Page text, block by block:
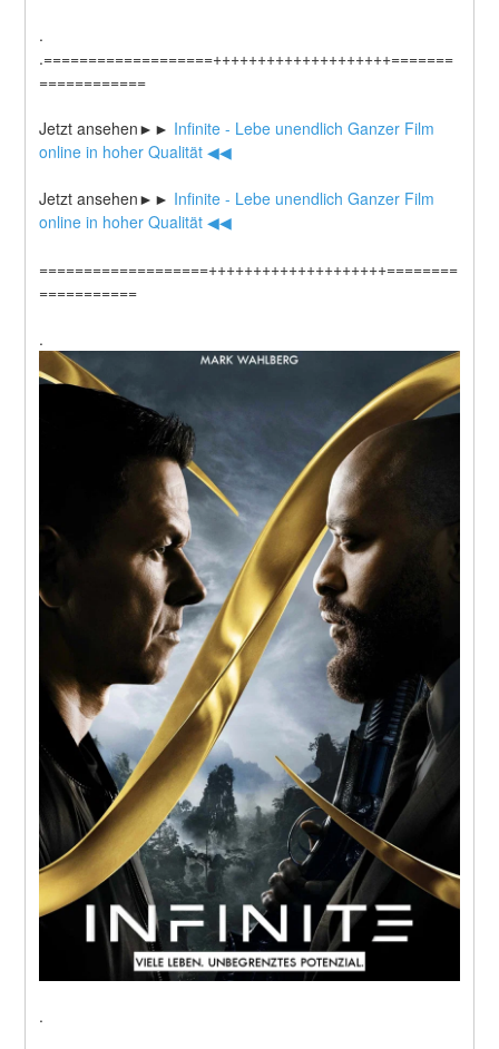
.
.===================++++++++++++++++++++=======
============
Jetzt ansehen►► Infinite - Lebe unendlich Ganzer Film
online in hoher Qualität ◀◀
Jetzt ansehen►► Infinite - Lebe unendlich Ganzer Film
online in hoher Qualität ◀◀
===================++++++++++++++++++++========
===========
.
.